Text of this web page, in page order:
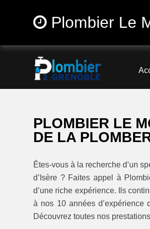
Plombier Le
PLOMBIER LE
DE LA
Êtes-vous à la recherche d’un
d’Isère ? Faites appel à
d’une riche expérience. Ils
à nos 10 années
Découvrez toutes nos